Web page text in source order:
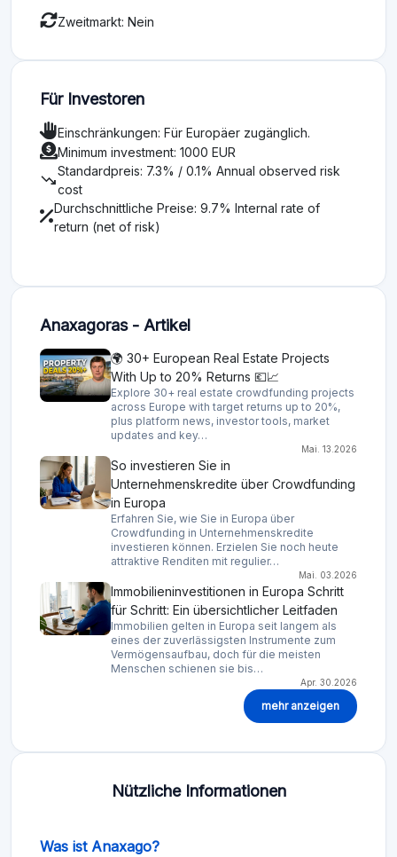
Zweitmarkt: Nein
Für Investoren
Einschränkungen: Für Europäer zugänglich.
Minimum investment: 1000 EUR
trending_downStandardpreis: 7.3% / 0.1% Annual observed risk
cost
Durchschnittliche Preise: 9.7% Internal rate of
return (net of risk)
Anaxagoras - Artikel
🌍 30+ European Real Estate Projects
With Up to 20% Returns 💶📈
Explore 30+ real estate crowdfunding projects
across Europe with target returns up to 20%,
plus platform news, investor tools, market
updates and key…
Mai. 13.2026
So investieren Sie in
Unternehmenskredite über Crowdfunding
in Europa
Erfahren Sie, wie Sie in Europa über
Crowdfunding in Unternehmenskredite
investieren können. Erzielen Sie noch heute
attraktive Renditen mit regulier…
Mai. 03.2026
Immobilieninvestitionen in Europa Schritt
für Schritt: Ein übersichtlicher Leitfaden
Immobilien gelten in Europa seit langem als
eines der zuverlässigsten Instrumente zum
Vermögensaufbau, doch für die meisten
Menschen schienen sie bis…
Apr. 30.2026
mehr anzeigen
Nützliche Informationen
Was ist Anaxago?